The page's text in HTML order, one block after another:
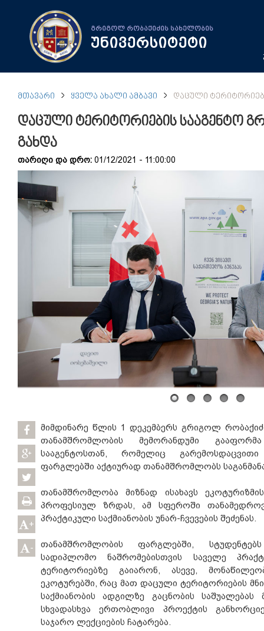
გრიგოლ რობაქიძის სახელობის
უნივერსიტეტი
ᲛᲗᲐᲕᲐᲠᲘ ᲧᲕᲔᲚᲐ ᲐᲮᲐᲚᲘ ᲐᲛᲑᲐᲕᲘ ᲓᲐᲪᲣᲚᲘ
დაცული ტერიტორიების სააგენტო
გახდა
თარიღი და დრო: 01/12/2021 - 11:00:00
+
-
მიმდინარე წლის 1 დეკემბერს გრიგოლ
თანამშრომლობის მემორანდუმი
სააგენტოსთან, რომელიც გარემოსდაცვითი
ფარგლებში აქტიურად თანამშრომლობს
თანამშრომლობა მიზნად ისახავს
პროფესიულ ზრდას, ამ სფეროში
პრაქტიკული საქმიანობის უნარ-ჩვევების შეძენას.
თანამშრომლობის ფარგლებში,
სადიპლომო ნაშრომებისთვის საველე
ტერიტორიებზე გაიარონ, ასევე,
ეკოტურებში, რაც მათ დაცული ტერიტორიების
საქმიანობის ადგილზე გაცნობის საშუალებას
სხვადასხვა ერთობლივი პროექტის
საჯარო ლექციების ჩატარება.